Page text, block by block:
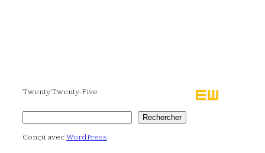
Twenty Twenty-Five
Rechercher
Conçu avecWordPress